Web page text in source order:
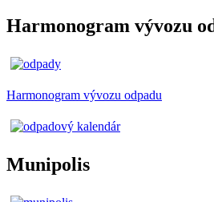
Harmonogram vývozu
Harmonogram vývozu odpadu
Munipolis